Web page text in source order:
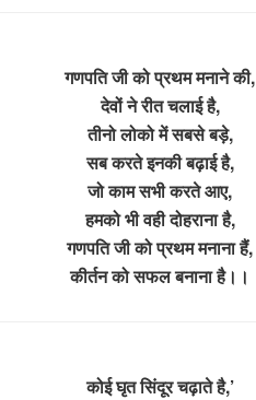
गणपति जी को प्रथम मनाने की,
देवों ने रीत चलाई है,
तीनो लोको में सबसे बड़े,
सब करते इनकी बढ़ाई है,
जो काम सभी करते आए,
हमको भी वही दोहराना है,
गणपति जी को प्रथम मनाना हैं,
कीर्तन को सफल बनाना है।।
कोई घृत सिंदूर चढ़ाते है,’